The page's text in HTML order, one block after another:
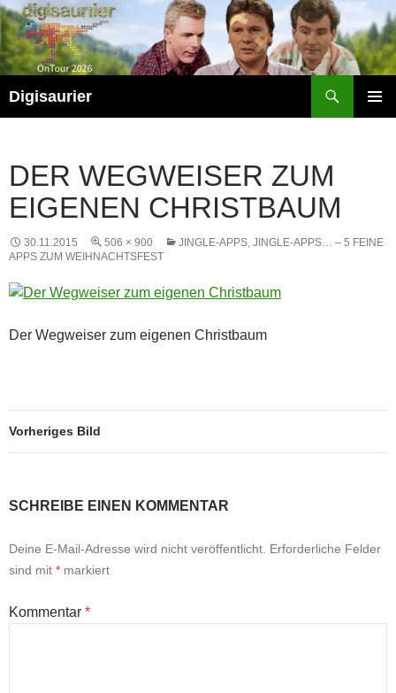
Zum
Inhalt
springen
Digisaurier
DER WEGWEISER ZUM
EIGENEN CHRISTBAUM
30.11.2015 506 × 900
JINGLE-APPS, JINGLE-APPS… – 5 FEINE
APPS ZUM WEIHNACHTSFEST
Der Wegweiser zum eigenen Christbaum
Vorheriges Bild
SCHREIBE EINEN KOMMENTAR
Deine E-Mail-Adresse wird nicht veröffentlicht. Erforderliche Felder
sind mit * markiert
Kommentar *